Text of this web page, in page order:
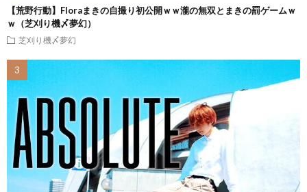
【荒野行動】Floraまきの自撮り初公開ｗｗ瀧の無双とまきの罰ゲームｗ
ｗ（芝刈り機〆夢幻）
芝刈り機〆夢幻